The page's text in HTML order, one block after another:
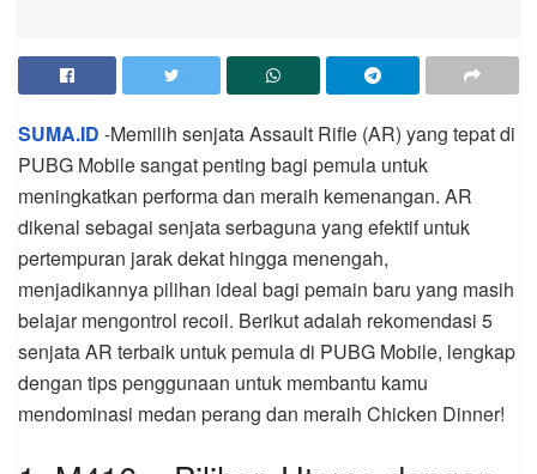
SUMA.ID -Memilih senjata Assault Rifle (AR) yang tepat di
PUBG Mobile sangat penting bagi pemula untuk
meningkatkan performa dan meraih kemenangan. AR
dikenal sebagai senjata serbaguna yang efektif untuk
pertempuran jarak dekat hingga menengah,
menjadikannya pilihan ideal bagi pemain baru yang masih
belajar mengontrol recoil. Berikut adalah rekomendasi 5
senjata AR terbaik untuk pemula di PUBG Mobile, lengkap
dengan tips penggunaan untuk membantu kamu
mendominasi medan perang dan meraih Chicken Dinner!